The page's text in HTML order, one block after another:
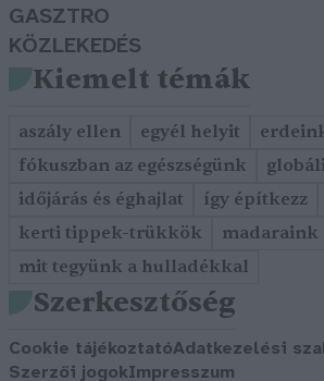
GASZTRO
KÖZLEKEDÉS
Kiemelt témák
aszály ellen egyél helyit
fókuszban az egészségünk
időjárás és éghajlat
így építkezz
kerti tippek-trükkök
madaraink
mit tegyünk a hulladékkal
Szerkesztőség
Cookie tájékoztatóAdatkezelési
Szerzői jogokImpresszum